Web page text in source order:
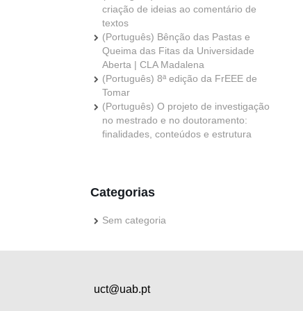
criação de ideias ao comentário de
textos
(Português) Bênção das Pastas e
Queima das Fitas da Universidade
Aberta | CLA Madalena
(Português) 8ª edição da FrEEE de
Tomar
(Português) O projeto de investigação
no mestrado e no doutoramento:
finalidades, conteúdos e estrutura
Categorias
Sem categoria
uct@uab.pt